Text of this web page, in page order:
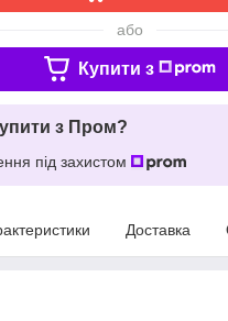
або
Купити з
з Пром?
під захистом
Доставка